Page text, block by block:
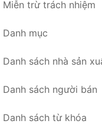
Miễn trừ trách nhiệm
Danh mục
Danh sách nhà sản
Danh sách người bán
Danh sách từ khóa